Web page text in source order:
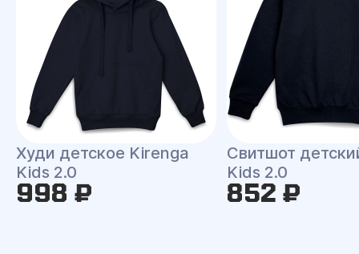
Худи детское Kirenga
Kids 2.0
998 ₽
Свитшот
Kids 2.0
852 ₽